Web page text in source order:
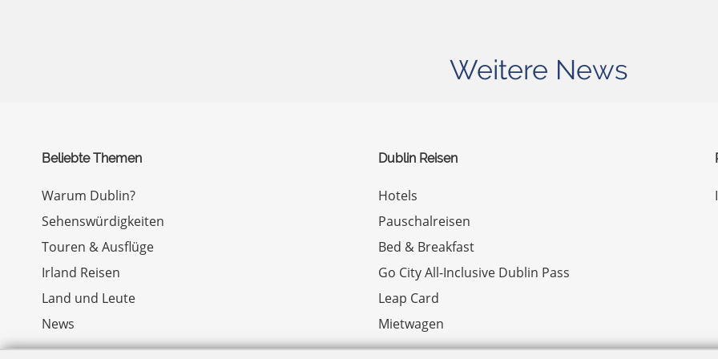
Weitere News
Beliebte Themen
Warum Dublin?
Sehenswürdigkeiten
Touren & Ausflüge
Irland Reisen
Land und Leute
News
Dublin Reisen
Hotels
Pauschalreisen
Bed & Breakfast
Go City All-Inclusive Dublin Pass
Leap Card
Mietwagen
© Copyright 2026 by Irland.com